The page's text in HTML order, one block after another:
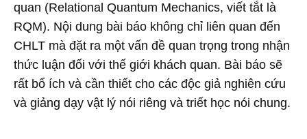
quan (Relational Quantum Mechanics, viết tắt là
RQM). Nội dung bài báo không chỉ liên quan đến
CHLT mà đặt ra một vấn đề quan trọng trong nhận
thức luận đối với thế giới khách quan. Bài báo sẽ
rất bổ ích và cần thiết cho các độc giả nghiên cứu
và giảng dạy vật lý nói riêng và triết học nói chung.